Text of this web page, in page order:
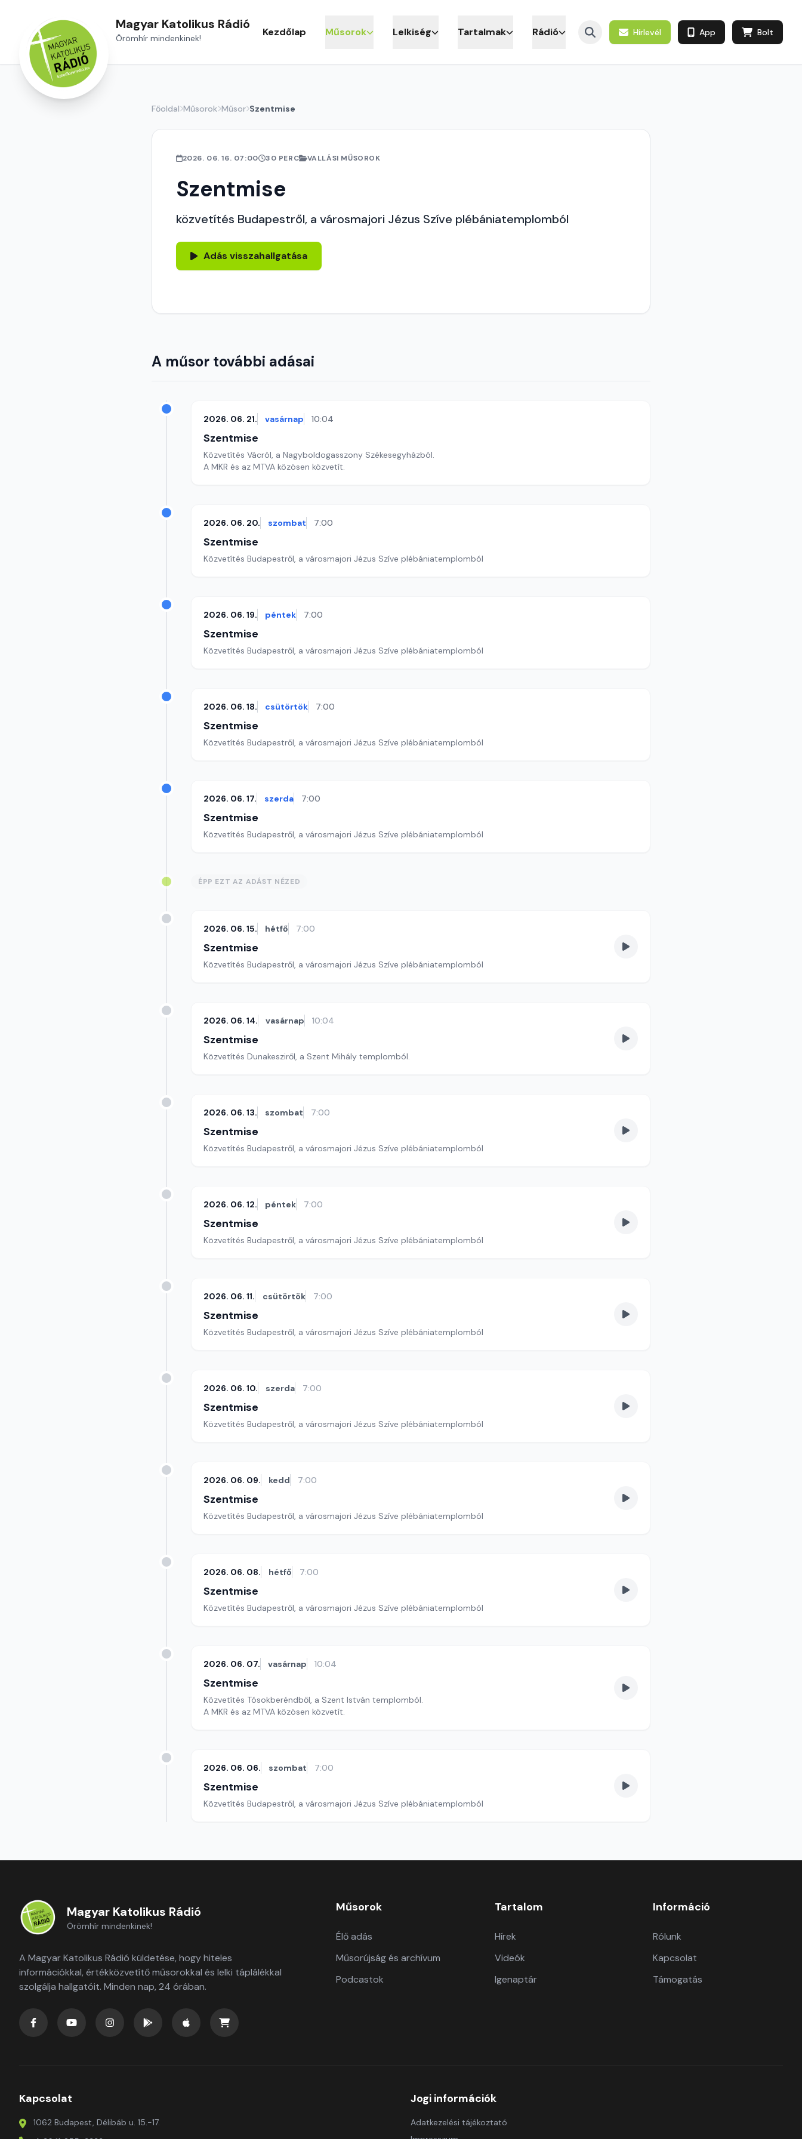
Magyar Katolikus Rádió
Örömhír mindenkinek! Kezdőlap Műsorok Lelkiség Tartalmak Rádió Hírlevél App Bolt
Főoldal Műsorok Műsor Szentmise
2026. 06. 16. 07:00 30 PERC VALLÁSI MŰSOROK
Szentmise
közvetítés Budapestről, a városmajori Jézus Szíve plébániatemplomból
Adás visszahallgatása
A műsor további adásai
2026. 06. 21. vasárnap 10:04
Szentmise
Közvetítés Vácról, a Nagyboldogasszony Székesegyházból.
A MKR és az MTVA közösen közvetít.
2026. 06. 20. szombat 7:00
Szentmise
Közvetítés Budapestről, a városmajori Jézus Szíve plébániatemplomból
2026. 06. 19. péntek 7:00
Szentmise
Közvetítés Budapestről, a városmajori Jézus Szíve plébániatemplomból
2026. 06. 18. csütörtök 7:00
Szentmise
Közvetítés Budapestről, a városmajori Jézus Szíve plébániatemplomból
2026. 06. 17. szerda 7:00
Szentmise
Közvetítés Budapestről, a városmajori Jézus Szíve plébániatemplomból
ÉPP EZT AZ ADÁST NÉZED
2026. 06. 15. hétfő 7:00
Szentmise
Közvetítés Budapestről, a városmajori Jézus Szíve plébániatemplomból
2026. 06. 14. vasárnap 10:04
Szentmise
Közvetítés Dunakesziről, a Szent Mihály templomból.
2026. 06. 13. szombat 7:00
Szentmise
Közvetítés Budapestről, a városmajori Jézus Szíve plébániatemplomból
2026. 06. 12. péntek 7:00
Szentmise
Közvetítés Budapestről, a városmajori Jézus Szíve plébániatemplomból
2026. 06. 11. csütörtök 7:00
Szentmise
Közvetítés Budapestről, a városmajori Jézus Szíve plébániatemplomból
2026. 06. 10. szerda 7:00
Szentmise
Közvetítés Budapestről, a városmajori Jézus Szíve plébániatemplomból
2026. 06. 09. kedd 7:00
Szentmise
Közvetítés Budapestről, a városmajori Jézus Szíve plébániatemplomból
2026. 06. 08. hétfő 7:00
Szentmise
Közvetítés Budapestről, a városmajori Jézus Szíve plébániatemplomból
2026. 06. 07. vasárnap 10:04
Szentmise
Közvetítés Tósokberéndből, a Szent István templomból.
A MKR és az MTVA közösen közvetít.
2026. 06. 06. szombat 7:00
Szentmise
Közvetítés Budapestről, a városmajori Jézus Szíve plébániatemplomból
Magyar Katolikus Rádió
Örömhír mindenkinek!
A Magyar Katolikus Rádió küldetése, hogy hiteles
információkkal, értékközvetítő műsorokkal és lelki táplálékkal
szolgálja hallgatóit. Minden nap, 24 órában.
Műsorok
Élő adás
Műsorújság és archívum
Podcastok
Tartalom
Hírek
Videók
Igenaptár
Információ
Rólunk
Kapcsolat
Támogatás
Kapcsolat
1062 Budapest, Délibáb u. 15.-17.
Jogi információk
Adatkezelési tájékoztató